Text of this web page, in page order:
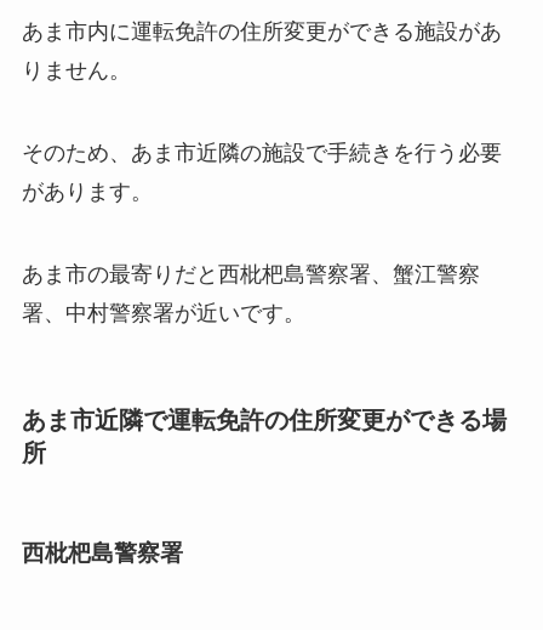
あま市内に運転免許の住所変更ができる施設があ
りません。
そのため、あま市近隣の施設で手続きを行う必要
があります。
あま市の最寄りだと西枇杷島警察署、蟹江警察
署、中村警察署が近いです。
あま市近隣で運転免許の住所変更ができる場
所
西枇杷島警察署